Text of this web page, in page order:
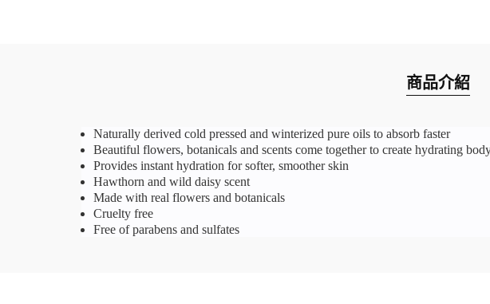
商品介紹
Naturally derived cold pressed and winterized pure oils to absorb faster
Beautiful flowers, botanicals and scents come together to create hydrating
Provides instant hydration for softer, smoother skin
Hawthorn and wild daisy scent
Made with real flowers and botanicals
Cruelty free
Free of parabens and sulfates